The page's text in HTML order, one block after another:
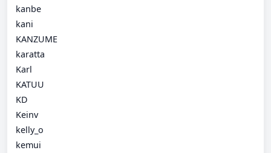
kanbe
kani
KANZUME
karatta
Karl
KATUU
KD
Keinv
kelly_o
kemui